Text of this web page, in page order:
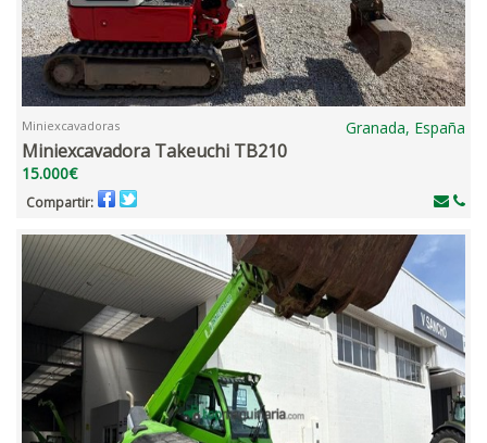
Miniexcavadoras Granada, España
Miniexcavadora Takeuchi TB210
15.000€
Compartir: